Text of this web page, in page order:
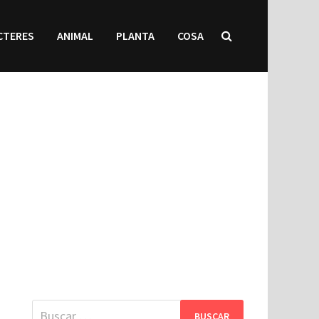
ANIMAL PLANTA COSA
Buscar: